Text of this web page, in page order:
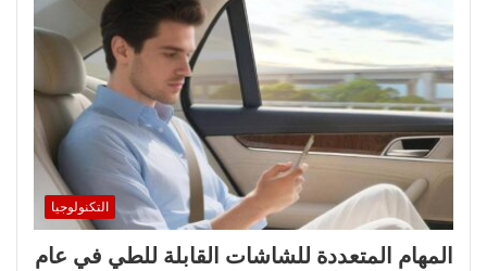
التكنولوجيا
المهام المتعددة للشاشات القابلة للطي في عام